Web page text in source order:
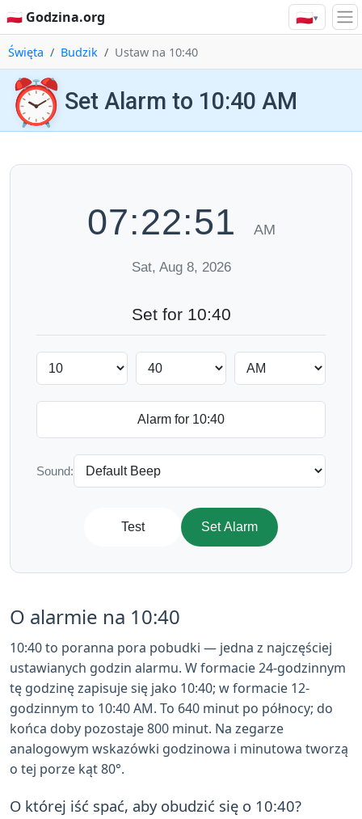
🇵🇱 Godzina.org 🇵🇱▾
Święta Budzik Ustaw na 10:40
⏰ Set Alarm to 10:40 AM
07:22:51 AM
Sat, Aug 8, 2026
Set for 10:40
Sound:
Test Set Alarm
O alarmie na 10:40
10:40 to poranna pora pobudki — jedna z najczęściej
ustawianych godzin alarmu. W formacie 24-godzinnym
tę godzinę zapisuje się jako 10:40; w formacie 12-
godzinnym to 10:40 AM. To 640 minut po północy; do
końca doby pozostaje 800 minut. Na zegarze
analogowym wskazówki godzinowa i minutowa tworzą
o tej porze kąt 80°.
O której iść spać, aby obudzić się o 10:40?